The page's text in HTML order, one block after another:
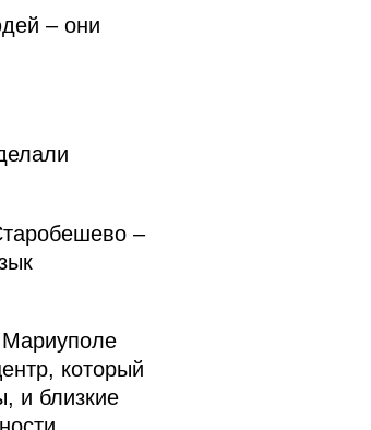
– они
–
который
и близкие